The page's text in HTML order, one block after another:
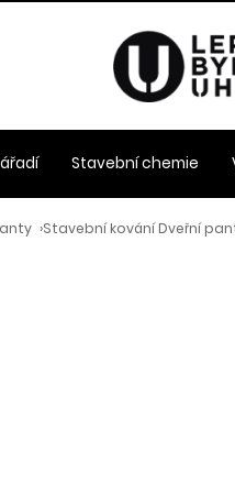
›Stavební kování Dveřní
Stavební chemie